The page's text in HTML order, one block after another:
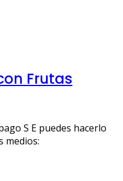
Frutas
S E puedes hacerlo
medios: